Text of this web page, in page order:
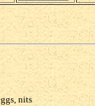
nits